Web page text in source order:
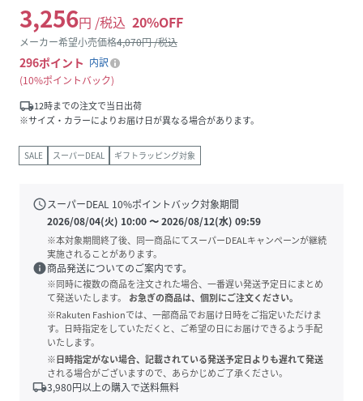
3,256円 /税込 20%OFF
メーカー希望小売価格4,070円 /税込
296ポイント 内訳
10%ポイントバック
local_shipping12時までの注文で当日出荷
※サイズ・カラーによりお届け日が異なる場合があります。
SALE スーパーDEAL ギフトラッピング対象
scheduleスーパーDEAL 10%ポイントバック対象期間
2026/08/04(火) 10:00〜2026/08/12(水) 09:59
※本対象期間終了後、同一商品にてスーパーDEALキャンペーンが継続
実施されることがあります。
info商品発送についてのご案内です。
※同時に複数の商品を注文された場合、一番遅い発送予定日にまとめ
て発送いたします。
お急ぎの商品は、個別にご注文ください。
※Rakuten Fashionでは、一部商品でお届け日時をご指定いただけま
す。日時指定をしていただくと、ご希望の日にお届けできるよう手配
いたします。
※日時指定がない場合、記載されている発送予定日よりも遅れて発送
される場合がございますので、あらかじめご了承ください。
local_shipping3,980円以上の購入で送料無料